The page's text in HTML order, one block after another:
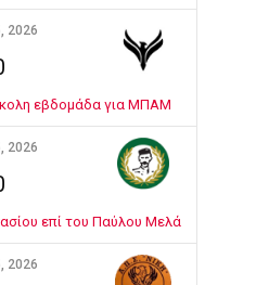
2026
εβδομάδα για ΜΠΑΜ
2026
επί του Παύλου Μελά
2026